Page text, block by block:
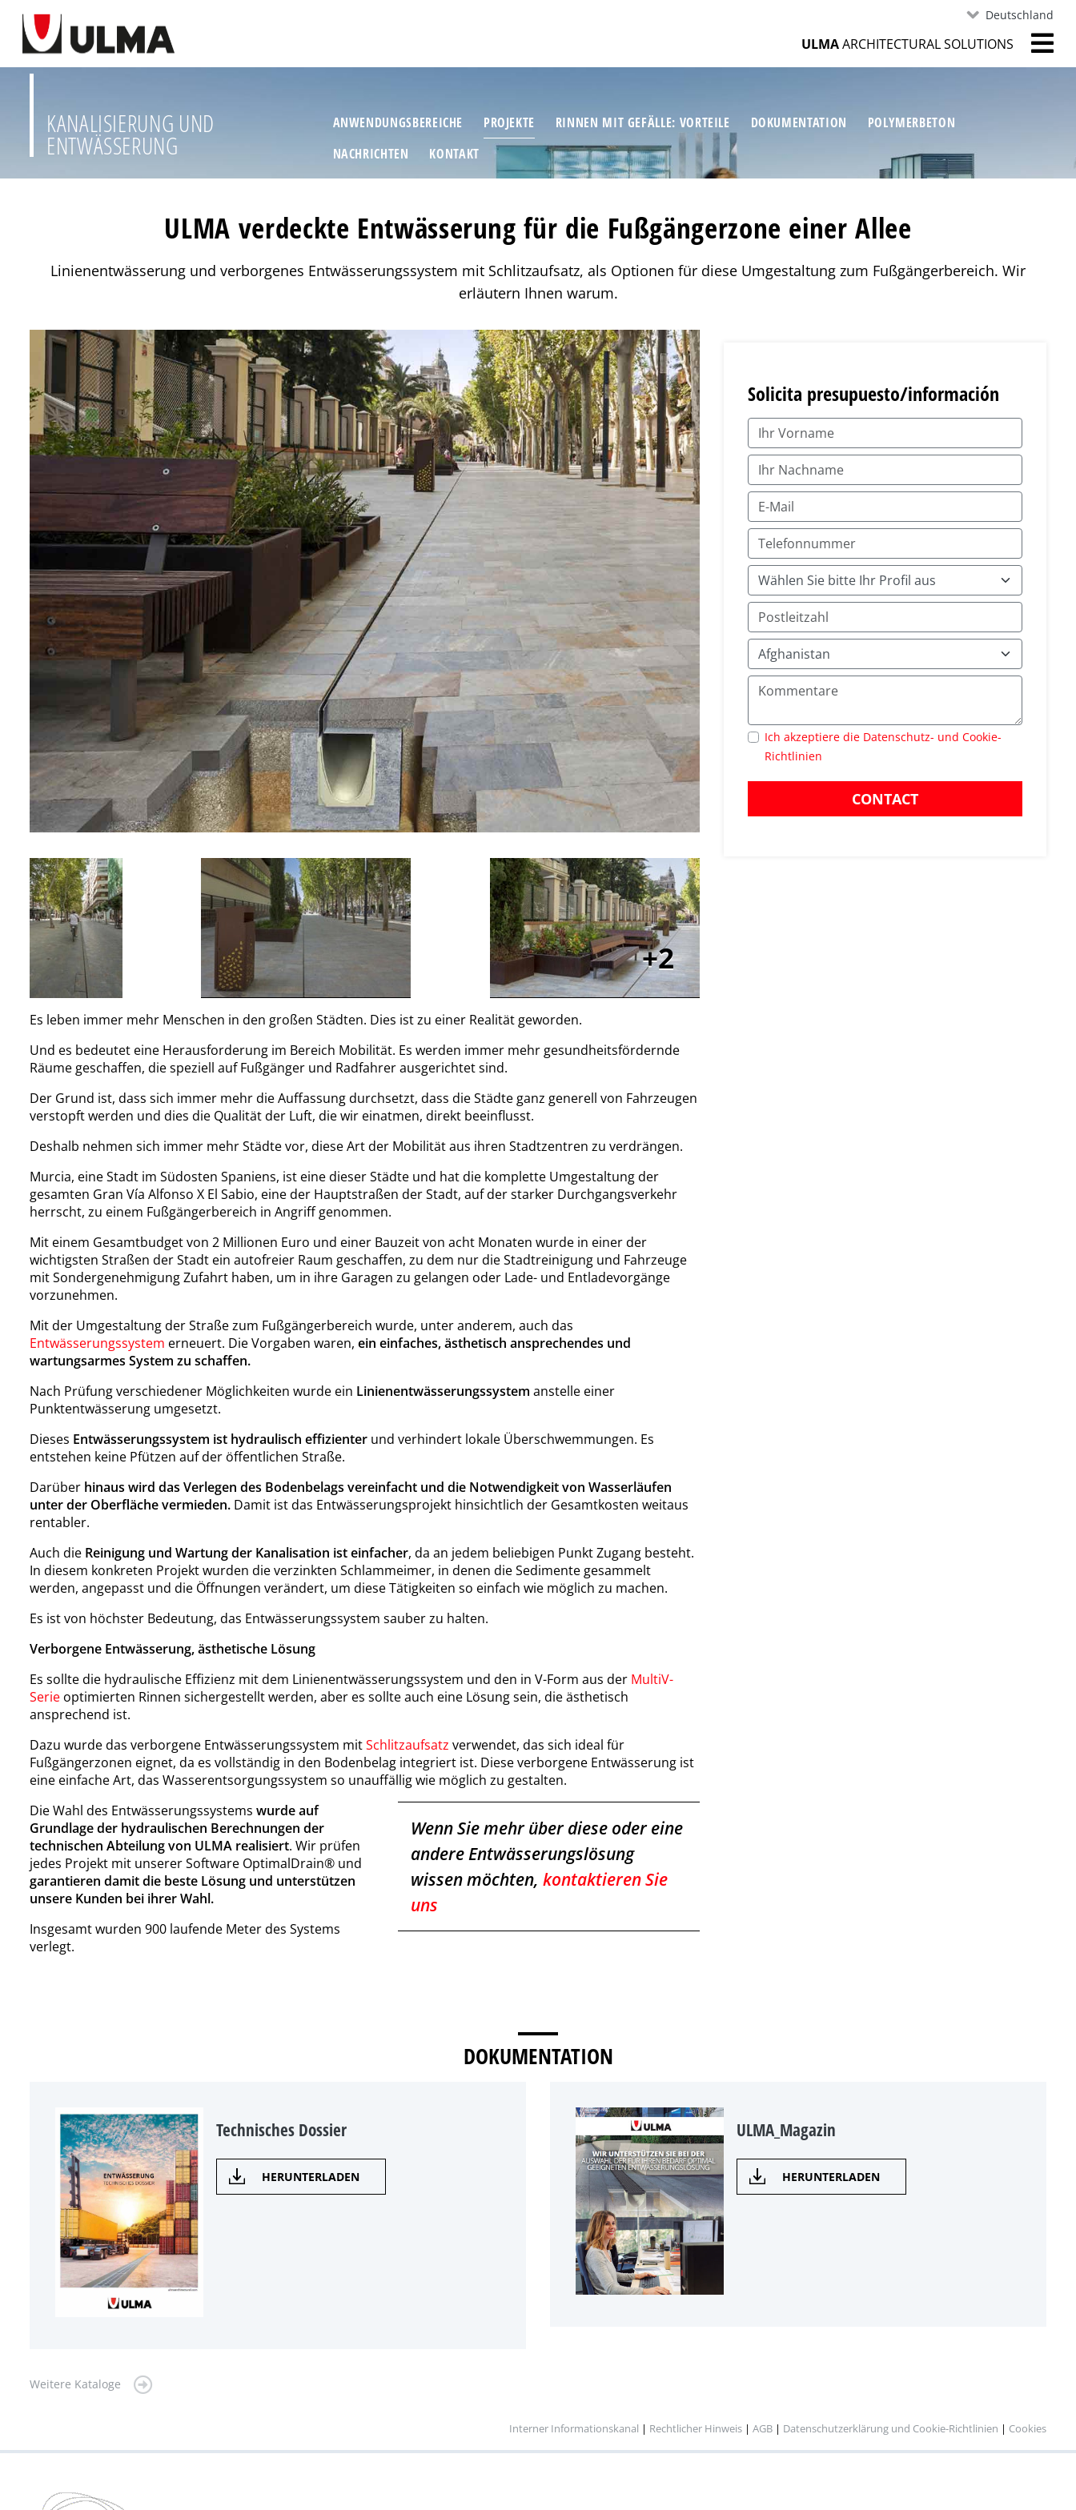
Deutschland
ULMAARCHITECTURAL SOLUTIONS
KANALISIERUNG UND
ENTWÄSSERUNG
ANWENDUNGSBEREICHE PROJEKTE RINNEN MIT GEFÄLLE: VORTEILE DOKUMENTATION
POLYMERBETON
NACHRICHTEN
KONTAKT
ULMA verdeckte Entwässerung für die Fußgängerzone einer Allee
Linienentwässerung und verborgenes Entwässerungssystem mit Schlitzaufsatz, als Optionen für diese Umgestaltung zum Fußgängerbereich. Wir
erläutern Ihnen warum.
2
Es leben immer mehr Menschen in den großen Städten. Dies ist zu einer Realität geworden.
Und es bedeutet eine Herausforderung im Bereich Mobilität. Es werden immer mehr gesundheitsfördernde
Räume geschaffen, die speziell auf Fußgänger und Radfahrer ausgerichtet sind.
Der Grund ist, dass sich immer mehr die Auffassung durchsetzt, dass die Städte ganz generell von Fahrzeugen
verstopft werden und dies die Qualität der Luft, die wir einatmen, direkt beeinflusst.
Deshalb nehmen sich immer mehr Städte vor, diese Art der Mobilität aus ihren Stadtzentren zu verdrängen.
Murcia, eine Stadt im Südosten Spaniens, ist eine dieser Städte und hat die komplette Umgestaltung der
gesamten Gran Vía Alfonso X El Sabio, eine der Hauptstraßen der Stadt, auf der starker Durchgangsverkehr
herrscht, zu einem Fußgängerbereich in Angriff genommen.
Mit einem Gesamtbudget von 2 Millionen Euro und einer Bauzeit von acht Monaten wurde in einer der
wichtigsten Straßen der Stadt ein autofreier Raum geschaffen, zu dem nur die Stadtreinigung und Fahrzeuge
mit Sondergenehmigung Zufahrt haben, um in ihre Garagen zu gelangen oder Lade- und Entladevorgänge
vorzunehmen.
Mit der Umgestaltung der Straße zum Fußgängerbereich wurde, unter anderem, auch das
Entwässerungssystem erneuert. Die Vorgaben waren, ein einfaches, ästhetisch ansprechendes und
wartungsarmes System zu schaffen.
Nach Prüfung verschiedener Möglichkeiten wurde ein Linienentwässerungssystem anstelle einer
Punktentwässerung umgesetzt.
Dieses Entwässerungssystem ist hydraulisch effizienter und verhindert lokale Überschwemmungen. Es
entstehen keine Pfützen auf der öffentlichen Straße.
Darüber hinaus wird das Verlegen des Bodenbelags vereinfacht und die Notwendigkeit von Wasserläufen
unter der Oberfläche vermieden. Damit ist das Entwässerungsprojekt hinsichtlich der Gesamtkosten weitaus
rentabler.
Auch die Reinigung und Wartung der Kanalisation ist einfacher, da an jedem beliebigen Punkt Zugang besteht.
In diesem konkreten Projekt wurden die verzinkten Schlammeimer, in denen die Sedimente gesammelt
werden, angepasst und die Öffnungen verändert, um diese Tätigkeiten so einfach wie möglich zu machen.
Es ist von höchster Bedeutung, das Entwässerungssystem sauber zu halten.
Verborgene Entwässerung, ästhetische Lösung
Es sollte die hydraulische Effizienz mit dem Linienentwässerungssystem und den in V-Form aus der MultiV-
Serie optimierten Rinnen sichergestellt werden, aber es sollte auch eine Lösung sein, die ästhetisch
ansprechend ist.
Dazu wurde das verborgene Entwässerungssystem mitSchlitzaufsatz verwendet, das sich ideal für
Fußgängerzonen eignet, da es vollständig in den Bodenbelag integriert ist. Diese verborgene Entwässerung ist
eine einfache Art, das Wasserentsorgungssystem so unauffällig wie möglich zu gestalten.
Wenn Sie mehr über diese oder eine
andere Entwässerungslösung
wissen möchten,kontaktieren Sie
uns
Die Wahl des Entwässerungssystems wurde auf
Grundlage der hydraulischen Berechnungen der
technischen Abteilung von ULMA realisiert. Wir prüfen
jedes Projekt mit unserer Software OptimalDrain® und
garantieren damit die beste Lösung und unterstützen
unsere Kunden bei ihrer Wahl.
Insgesamt wurden 900 laufende Meter des Systems
verlegt.
Solicita presupuesto/información
Ich akzeptiere die Datenschutz- und Cookie-
Richtlinien
CONTACT
DOKUMENTATION
Technisches Dossier
HERUNTERLADEN
ULMA_Magazin
HERUNTERLADEN
Weitere Kataloge
Interner Informationskanal | Rechtlicher Hinweis | AGB | Datenschutzerklärung und Cookie-Richtlinien | Cookies